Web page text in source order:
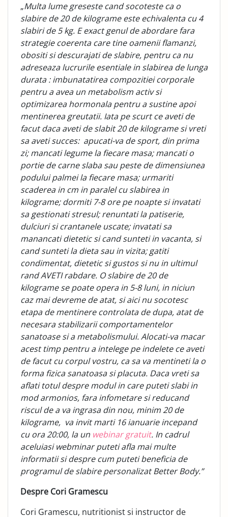
„Multa lume greseste cand socoteste ca o
slabire de 20 de kilograme este echivalenta cu 4
slabiri de 5 kg. E exact genul de abordare fara
strategie coerenta care tine oamenii flamanzi,
obositi si descurajati de slabire, pentru ca nu
adreseaza lucrurile esentiale in slabirea de lunga
durata : imbunatatirea compozitiei corporale
pentru a avea un metabolism activ si
optimizarea hormonala pentru a sustine apoi
mentinerea greutatii. Iata pe scurt ce aveti de
facut daca aveti de slabit 20 de kilograme si vreti
sa aveti succes: apucati-va de sport, din prima
zi; mancati legume la fiecare masa; mancati o
portie de carne slaba sau peste de dimensiunea
podului palmei la fiecare masa; urmariti
scaderea in cm in paralel cu slabirea in
kilograme; dormiti 7-8 ore pe noapte si invatati
sa gestionati stresul; renuntati la patiserie,
dulciuri si crantanele uscate; invatati sa
manancati dietetic si cand sunteti in vacanta, si
cand sunteti la dieta sau in vizita; gatiti
condimentat, dietetic si gustos si nu in ultimul
rand AVETI rabdare. O slabire de 20 de
kilograme se poate opera in 5-8 luni, in niciun
caz mai devreme de atat, si aici nu socotesc
etapa de mentinere controlata de dupa, atat de
necesara stabilizarii comportamentelor
sanatoase si a metabolismului. Alocati-va macar
acest timp pentru a intelege pe indelete ce aveti
de facut cu corpul vostru, ca sa va mentineti la o
forma fizica sanatoasa si placuta. Daca vreti sa
aflati totul despre modul in care puteti slabi in
mod armonios, fara infometare si reducand
riscul de a va ingrasa din nou, minim 20 de
kilograme, va invit marti 16 ianuarie incepand
cu ora 20:00, la un webinar gratuit. In cadrul
aceluiasi webminar puteti afla mai multe
informatii si despre cum puteti beneficia de
programul de slabire personalizat Better Body.”
Despre Cori Gramescu
Cori Gramescu, nutritionist si instructor de